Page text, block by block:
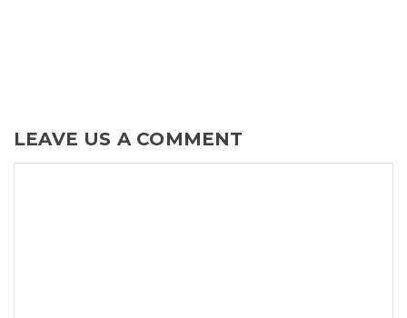
LEAVE US A COMMENT